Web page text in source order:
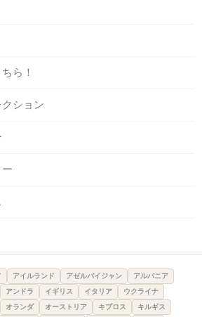
ら！
ション
アイルランド アゼルバイジャン
アルバニア
アンドラ イギリス イタリア
ウクライナ
オランダ オーストリア キプロス
キルギス